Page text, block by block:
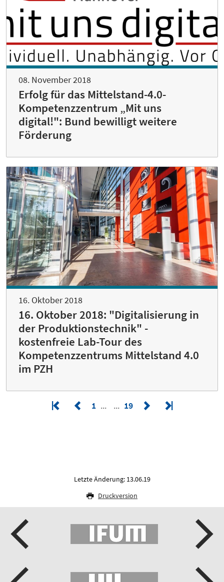
08. November 2018
Erfolg für das Mittelstand-4.0-
Kompetenzzentrum „Mit uns
digital!": Bund bewilligt weitere
Förderung
16. Oktober 2018
16. Oktober 2018: "Digitalisierung in
der Produktionstechnik" -
kostenfreie Lab-Tour des
Kompetenzzentrums Mittelstand 4.0
im PZH
1 19
Letzte Änderung: 13.06.19
Druckversion